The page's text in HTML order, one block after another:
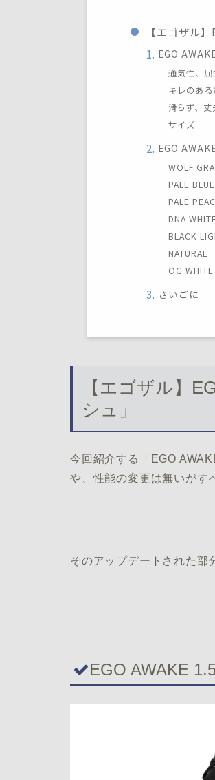
【エゴザル
EGO
通気性、屈
キレのあ
滑らず、丈
サイズ
EGO
WOLF
PALE BLUE
PALE
DNA WHITE
BLACK
NATURAL
OG WHITE
さいごに
【エゴザル】
シュ」
今回紹介する「EGO
や、性能の変更は無いがす
そのアップデートされた部
EGO AWAKE